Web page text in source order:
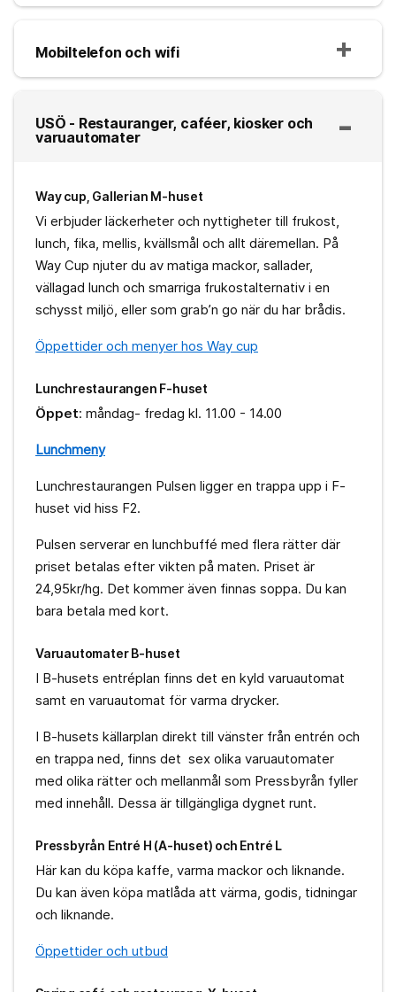
Mobiltelefon och wifi
USÖ - Restauranger, caféer, kiosker och
varuautomater
Way cup, Gallerian M-huset
Vi erbjuder läckerheter och nyttigheter till frukost,
lunch, fika, mellis, kvällsmål och allt däremellan. På
Way Cup njuter du av matiga mackor, sallader,
vällagad lunch och smarriga frukostalternativ i en
schysst miljö, eller som grab’n go när du har brådis.
Öppettider och menyer hos Way cup
Lunchrestaurangen F-huset
Öppet: måndag- fredag kl. 11.00 - 14.00
Lunchmeny
Lunchrestaurangen Pulsen ligger en trappa upp i F-
huset vid hiss F2.
Pulsen serverar en lunchbuffé med flera rätter där
priset betalas efter vikten på maten. Priset är
24,95kr/hg. Det kommer även finnas soppa. Du kan
bara betala med kort.
Varuautomater B-huset
I B-husets entréplan finns det en kyld varuautomat
samt en varuautomat för varma drycker.
I B-husets källarplan direkt till vänster från entrén och
en trappa ned, finns det sex olika varuautomater
med olika rätter och mellanmål som Pressbyrån fyller
med innehåll. Dessa är tillgängliga dygnet runt.
Pressbyrån Entré H (A-huset) och Entré L
Här kan du köpa kaffe, varma mackor och liknande.
Du kan även köpa matlåda att värma, godis, tidningar
och liknande.
Öppettider och utbud